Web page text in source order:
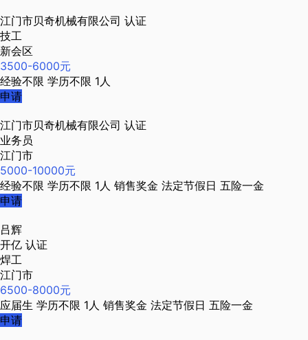
江门市贝奇机械有限公司 认证
技工
新会区
3500-6000元
经验不限 学历不限 1人
申请
江门市贝奇机械有限公司 认证
业务员
江门市
5000-10000元
经验不限 学历不限 1人 销售奖金 法定节假日 五险一金
申请
吕辉
开亿 认证
焊工
江门市
6500-8000元
应届生 学历不限 1人 销售奖金 法定节假日 五险一金
申请